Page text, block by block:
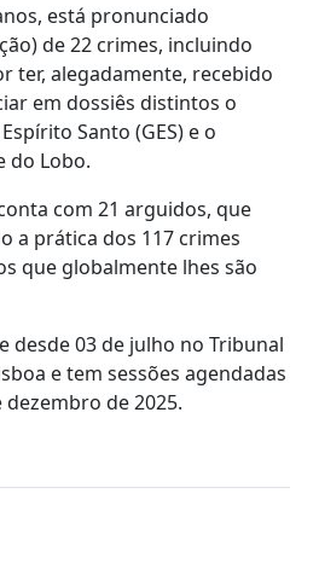
está pronunciado
de 22 crimes, incluindo
ter, alegadamente, recebido
em dossiês distintos o
Santo (GES) e o
do Lobo.
com 21 arguidos, que
a prática dos 117 crimes
que globalmente lhes são
desde 03 de julho no Tribunal
e tem sessões agendadas
de 2025.